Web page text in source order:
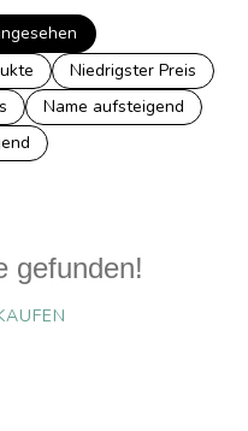
Niedrigster Preis
Name aufsteigend
gefunden!